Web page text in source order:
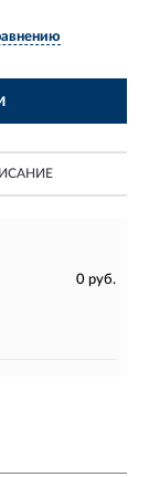
0 руб.